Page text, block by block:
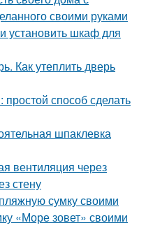
своими руками
установить шкаф для
Как утеплить дверь
способ сделать
шпаклевка
вентиляция через
стену
сумку своими
«Море зовет» своими